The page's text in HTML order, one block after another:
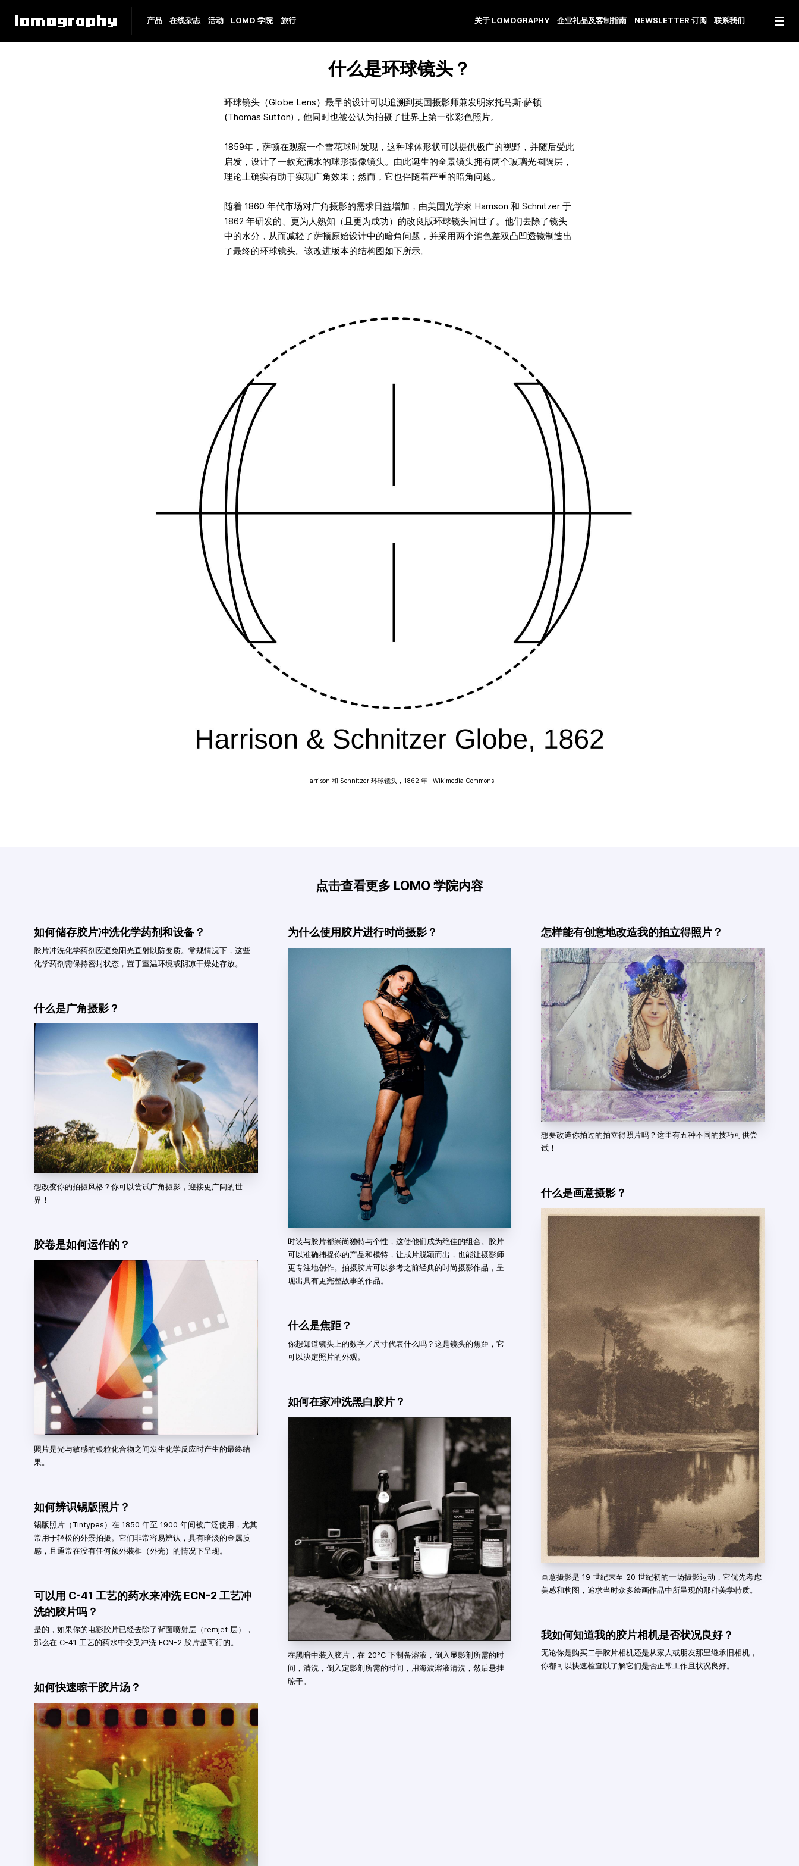
产品 在线杂志 活动 LOMO 学院 旅行 关于 LOMOGRAPHY 企业礼品及客制指南 NEWSLETTER 订阅 联系我们
什么是环球镜头？
环球镜头（Globe Lens）最早的设计可以追溯到英国摄影师兼发明家托马斯·萨顿
(Thomas Sutton)，他同时也被公认为拍摄了世界上第一张彩色照片。
1859年，萨顿在观察一个雪花球时发现，这种球体形状可以提供极广的视野，并随后受此
启发，设计了一款充满水的球形摄像镜头。由此诞生的全景镜头拥有两个玻璃光圈隔层，
理论上确实有助于实现广角效果；然而，它也伴随着严重的暗角问题。
随着 1860 年代市场对广角摄影的需求日益增加，由美国光学家 Harrison 和 Schnitzer 于
1862 年研发的、更为人熟知（且更为成功）的改良版环球镜头问世了。他们去除了镜头
中的水分，从而减轻了萨顿原始设计中的暗角问题，并采用两个消色差双凸凹透镜制造出
了最终的环球镜头。该改进版本的结构图如下所示。
Harrison 和 Schnitzer 环球镜头，1862 年 | Wikimedia Commons
点击查看更多 LOMO 学院内容
如何储存胶片冲洗化学药剂和设备？
胶片冲洗化学药剂应避免阳光直射以防变质。常规情况下，这些
化学药剂需保持密封状态，置于室温环境或阴凉干燥处存放。
为什么使用胶片进行时尚摄影？
时装与胶片都崇尚独特与个性，这使他们成为绝佳的组合。胶片
可以准确捕捉你的产品和模特，让成片脱颖而出，也能让摄影师
更专注地创作。拍摄胶片可以参考之前经典的时尚摄影作品，呈
现出具有更完整故事的作品。
怎样能有创意地改造我的拍立得照片？
想要改造你拍过的拍立得照片吗？这里有五种不同的技巧可供尝
试！
什么是广角摄影？
想改变你的拍摄风格？你可以尝试广角摄影，迎接更广阔的世
界！
什么是画意摄影？
画意摄影是 19 世纪末至 20 世纪初的一场摄影运动，它优先考虑
美感和构图，追求当时众多绘画作品中所呈现的那种美学特质。
胶卷是如何运作的？
照片是光与敏感的银粒化合物之间发生化学反应时产生的最终结
果。
什么是焦距？
你想知道镜头上的数字／尺寸代表什么吗？这是镜头的焦距，它
可以决定照片的外观。
如何在家冲洗黑白胶片？
在黑暗中装入胶片，在 20℃ 下制备溶液，倒入显影剂所需的时
间，清洗，倒入定影剂所需的时间，用海波溶液清洗，然后悬挂
晾干。
如何辨识锡版照片？
锡版照片（Tintypes）在 1850 年至 1900 年间被广泛使用，尤其
常用于轻松的外景拍摄。它们非常容易辨认，具有暗淡的金属质
感，且通常在没有任何额外装框（外壳）的情况下呈现。
可以用 C-41 工艺的药水来冲洗 ECN-2 工艺冲
洗的胶片吗？
是的，如果你的电影胶片已经去除了背面喷射层（remjet 层），
那么在 C-41 工艺的药水中交叉冲洗 ECN-2 胶片是可行的。
我如何知道我的胶片相机是否状况良好？
无论你是购买二手胶片相机还是从家人或朋友那里继承旧相机，
你都可以快速检查以了解它们是否正常工作且状况良好。
如何快速晾干胶片汤？